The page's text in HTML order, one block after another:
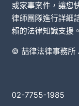
或家事案件，讓您
律師團隊進行詳細
賴的法律知識支援。
© 喆律法律事務所
02-7755-1985